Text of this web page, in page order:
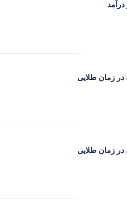
در زمان طلایی
در زمان طلایی